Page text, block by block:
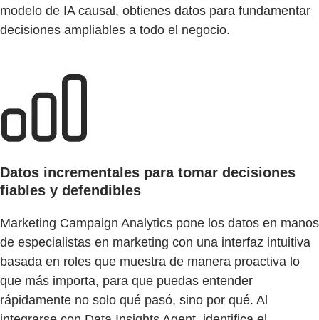
modelo de IA causal, obtienes datos para fundamentar
decisiones ampliables a todo el negocio.
Datos incrementales para tomar decisiones
fiables y defendibles
Marketing Campaign Analytics pone los datos en manos
de especialistas en marketing con una interfaz intuitiva
basada en roles que muestra de manera proactiva lo
que más importa, para que puedas entender
rápidamente no solo qué pasó, sino por qué. Al